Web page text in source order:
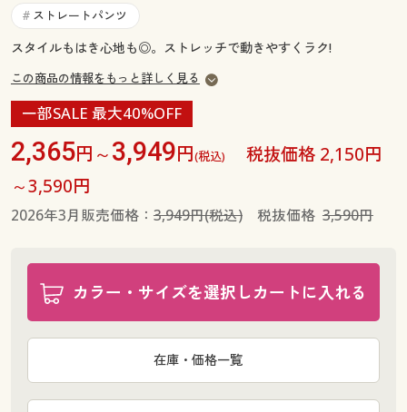
サポート
ご利用ガイド
よくある質問とお問い合わせ
よくある質問とお問い合わせ
# ストレートパンツ
スタイルもはき心地も◎。ストレッチで動きやすくラク!
この商品の情報をもっと詳しく見る
一部SALE 最大40%OFF
2,365円～3,949円(税込)
税抜価格 2,150円
～3,590円
2026年3月販売価格： 3,949円(税込)税抜価格 3,590円
カラー・サイズを選択しカートに入れる
在庫・価格一覧